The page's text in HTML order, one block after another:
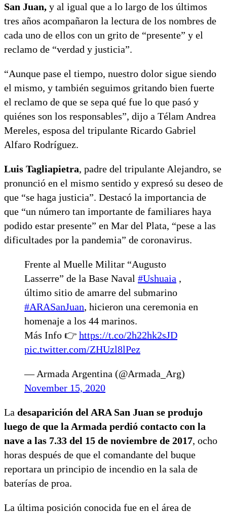
San Juan, y al igual que a lo largo de los últimos
tres años acompañaron la lectura de los nombres de
cada uno de ellos con un grito de “presente” y el
reclamo de “verdad y justicia”.
“Aunque pase el tiempo, nuestro dolor sigue siendo
el mismo, y también seguimos gritando bien fuerte
el reclamo de que se sepa qué fue lo que pasó y
quiénes son los responsables”, dijo a Télam Andrea
Mereles, esposa del tripulante Ricardo Gabriel
Alfaro Rodríguez.
Luis Tagliapietra, padre del tripulante Alejandro, se
pronunció en el mismo sentido y expresó su deseo de
que “se haga justicia”. Destacó la importancia de
que “un número tan importante de familiares haya
podido estar presente” en Mar del Plata, “pese a las
dificultades por la pandemia” de coronavirus.
Frente al Muelle Militar “Augusto
Lasserre” de la Base Naval #Ushuaia ,
último sitio de amarre del submarino
#ARASanJuan, hicieron una ceremonia en
homenaje a los 44 marinos.
Más Info 👉 https://t.co/2h22hk2sJD
pic.twitter.com/ZHUzl8lPez
— Armada Argentina (@Armada_Arg)
November 15, 2020
La desaparición del ARA San Juan se produjo
luego de que la Armada perdió contacto con la
nave a las 7.33 del 15 de noviembre de 2017, ocho
horas después de que el comandante del buque
reportara un principio de incendio en la sala de
baterías de proa.
La última posición conocida fue en el área de